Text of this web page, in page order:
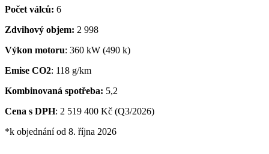
Počet válců: 6
Zdvihový objem: 2 998
Výkon motoru: 360 kW (490 k)
Emise CO2: 118 g/km
Kombinovaná spotřeba: 5,2
Cena s DPH: 2 519 400 Kč (Q3/2026)
*k objednání od 8. října 2026